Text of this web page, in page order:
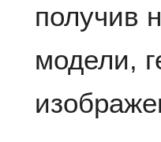
получив
модели,